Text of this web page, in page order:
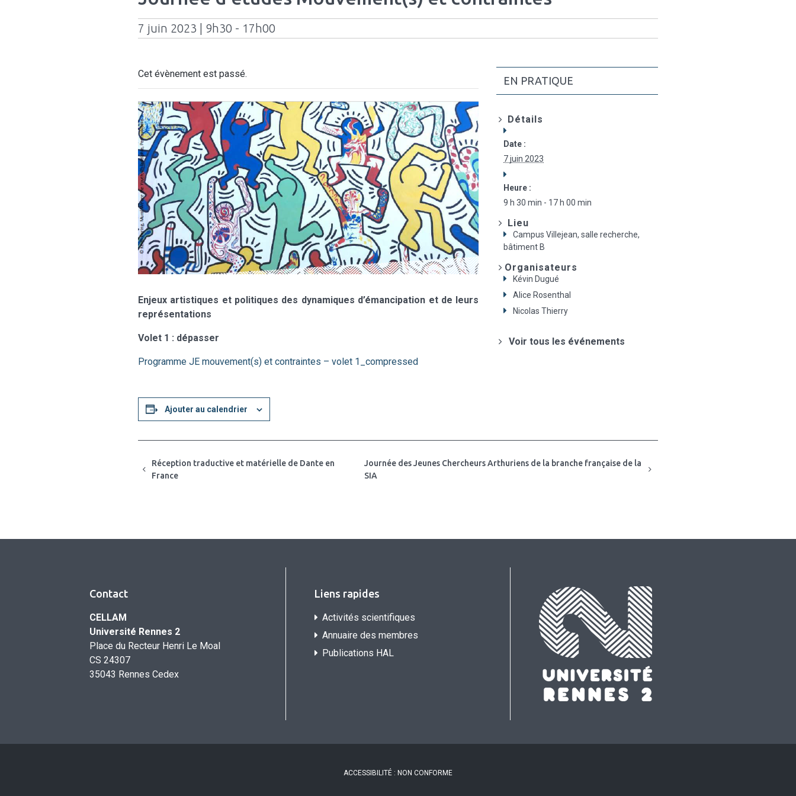
7 juin 2023 | 9h30 - 17h00
Cet évènement est passé.
Enjeux artistiques et politiques des dynamiques d’émancipation et de leurs
représentations
Volet 1 : dépasser
Programme JE mouvement(s) et contraintes – volet 1_compressed
Ajouter au calendrier
EN PRATIQUE
Détails
Date :
7 juin 2023
Heure :
9 h 30 min - 17 h 00 min
Lieu
Campus Villejean, salle recherche,
bâtiment B
Organisateurs
Kévin Dugué
Alice Rosenthal
Nicolas Thierry
Voir tous les événements
Réception traductive et matérielle de Dante en
France
Journée des Jeunes Chercheurs Arthuriens de la branche française de la
SIA
Contact
CELLAM
Université Rennes 2
Place du Recteur Henri Le Moal
CS 24307
35043 Rennes Cedex
Liens rapides
Activités scientifiques
Annuaire des membres
Publications HAL
ACCESSIBILITÉ : NON CONFORME